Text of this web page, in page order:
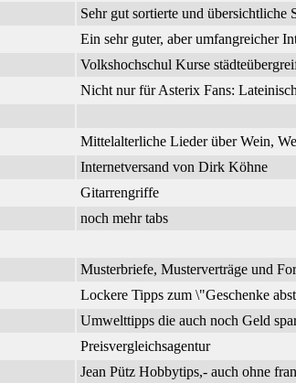
Sehr gut sortierte und übersichtliche
Ein sehr guter, aber umfangreicher
Volkshochschul Kurse
Nicht nur für Asterix Fans:
Mittelalterliche Lieder über Wein,
Internetversand von Dirk Köhne
Gitarrengriffe
noch mehr tabs
Musterbriefe, Musterverträge und
Lockere Tipps zum \"Geschenke
Umwelttipps die auch noch Geld
Preisvergleichsagentur
Jean Pütz Hobbytips,- auch ohne